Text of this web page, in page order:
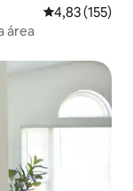
Classificação
4,83 (155)
área